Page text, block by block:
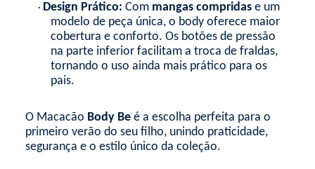
• Design Prático: Com mangas compridase um
modelo de peça única, o body oferece maior
cobertura e conforto. Os botões de pressão
na parte inferior facilitam a troca de fraldas,
tornando o uso ainda mais prático para os
pais.
O Macacão Body Beé a escolha perfeita para o
primeiro verão do seu filho, unindo praticidade,
segurança e o estilo único da coleção.